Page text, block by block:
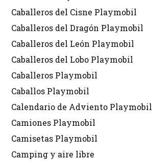
Caballeros del Cisne Playmobil
Caballeros del Dragón Playmobil
Caballeros del León Playmobil
Caballeros del Lobo Playmobil
Caballeros Playmobil
Caballos Playmobil
Calendario de Adviento Playmobil
Camiones Playmobil
Camisetas Playmobil
Camping y aire libre